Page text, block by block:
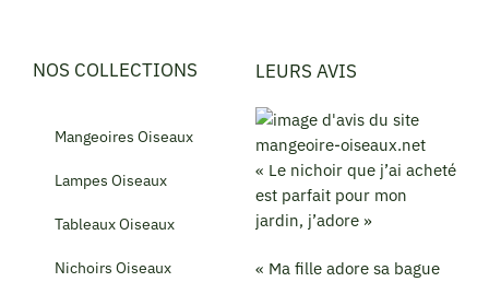
NOS COLLECTIONS
Mangeoires Oiseaux
Lampes Oiseaux
Tableaux Oiseaux
Nichoirs Oiseaux
LEURS AVIS
« Le nichoir que j’ai acheté
est parfait pour mon
jardin, j’adore »
« Ma fille adore sa bague